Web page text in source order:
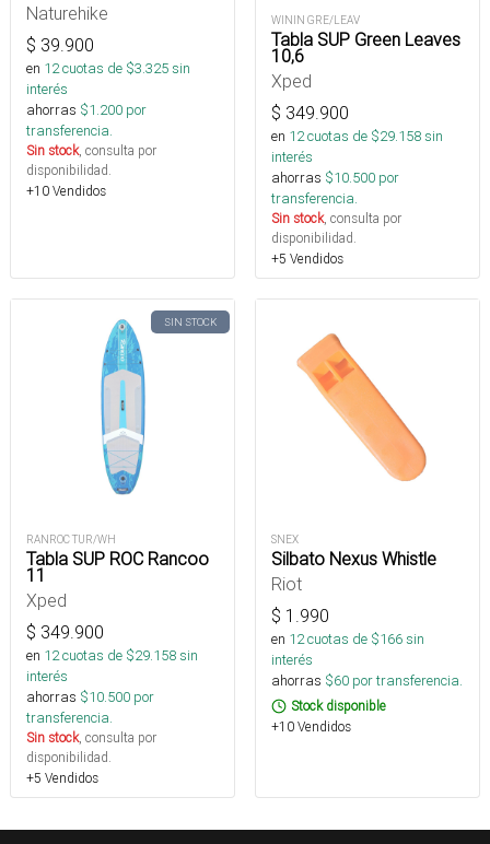
Naturehike
$ 39.900
en 12cuotas de $3.325sin
interés
ahorras $1.200 por
transferencia.
Sin stock, consulta por
disponibilidad.
+10 Vendidos
WININ GRE/LEAV
Tabla SUP Green Leaves
10,6
Xped
$ 349.900
en 12cuotas de $29.158sin
interés
ahorras $10.500 por
transferencia.
Sin stock, consulta por
disponibilidad.
+5 Vendidos
SIN STOCK
RANROC TUR/WH
Tabla SUP ROC Rancoo
11
Xped
$ 349.900
en 12cuotas de $29.158sin
interés
ahorras $10.500 por
transferencia.
Sin stock, consulta por
disponibilidad.
+5 Vendidos
SNEX
Silbato Nexus Whistle
Riot
$ 1.990
en 12cuotas de $166sin
interés
ahorras $60 por transferencia.
Stock disponible
+10 Vendidos